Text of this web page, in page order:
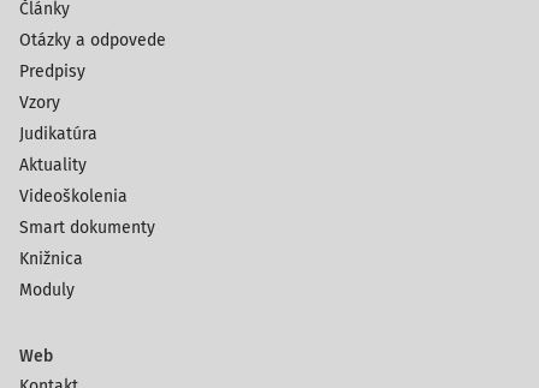
Články
Otázky a odpovede
Predpisy
Vzory
Judikatúra
Aktuality
Videoškolenia
Smart dokumenty
Knižnica
Moduly
Web